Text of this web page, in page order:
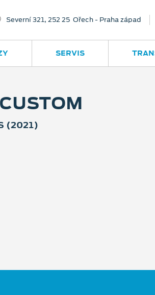
Severní 321, 252 25 Ořech - Praha západ
SERVIS
(2021)